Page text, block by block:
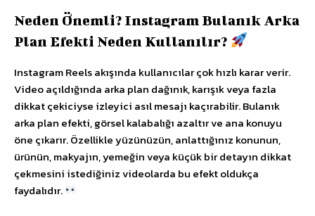
Neden Önemli? Instagram Bulanık Arka
Plan Efekti Neden Kullanılır?
Instagram Reels akışında kullanıcılar çok hızlı karar verir.
Video açıldığında arka plan dağınık, karışık veya fazla
dikkat çekiciyse izleyici asıl mesajı kaçırabilir. Bulanık
arka plan efekti, görsel kalabalığı azaltır ve ana konuyu
öne çıkarır. Özellikle yüzünüzün, anlattığınız konunun,
ürünün, makyajın, yemeğin veya küçük bir detayın dikkat
çekmesini istediğiniz videolarda bu efekt oldukça
faydalıdır.